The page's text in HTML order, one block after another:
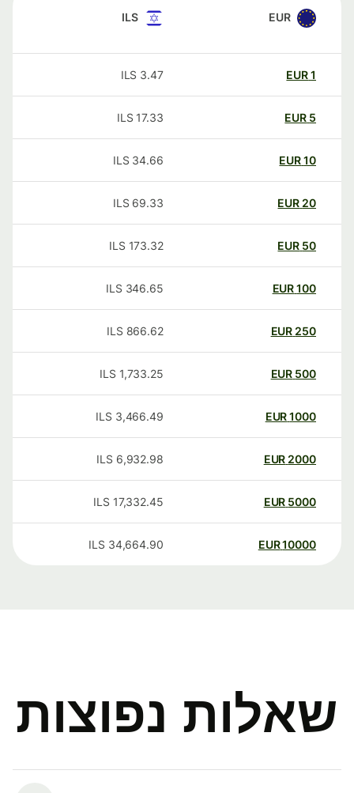
EUR
ILS
EUR
3.47
ILS
EUR
17.33
ILS
EUR
34.66
ILS
20
EUR
69.33
ILS
50
EUR
173.32
ILS
100
EUR
346.65
ILS
250
EUR
866.62
ILS
500
EUR
1,733.25
ILS
1000
EUR
3,466.49
ILS
2000
EUR
6,932.98
ILS
5000
EUR
17,332.45
ILS
10000
EUR
34,664.90
ILS
שאלות נפוצות